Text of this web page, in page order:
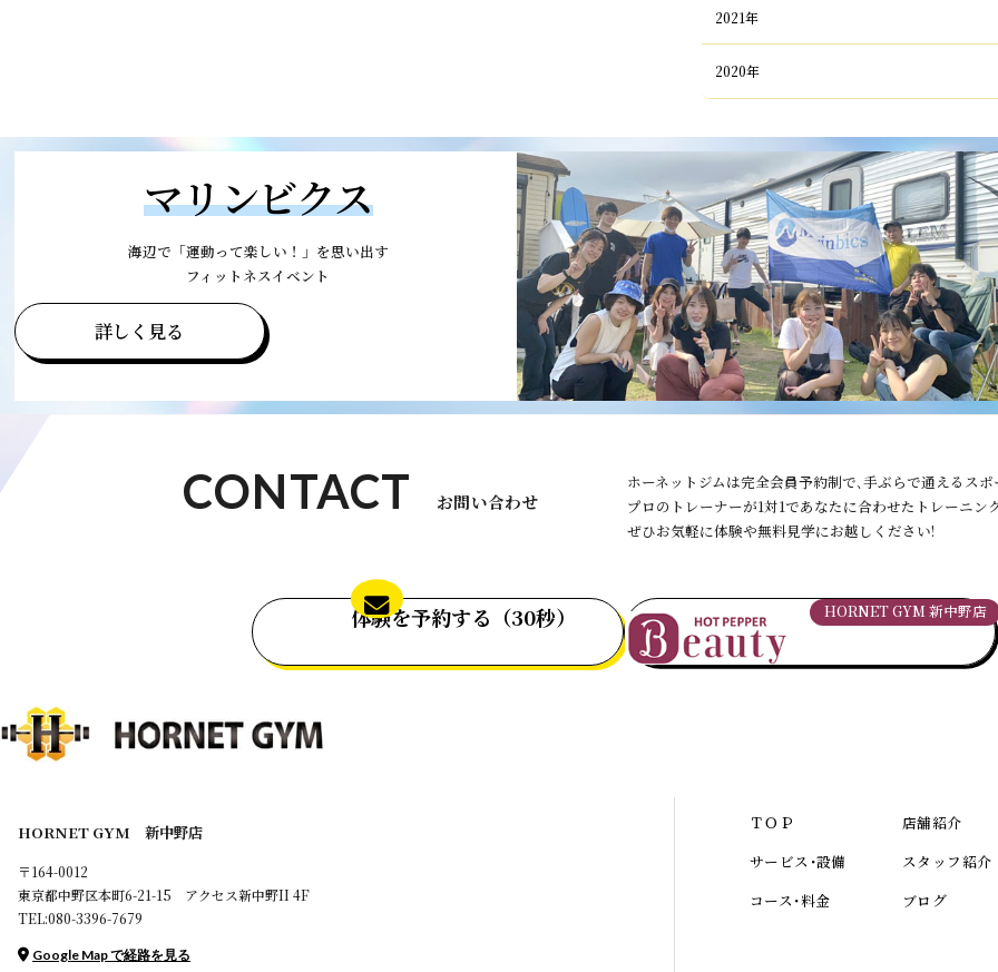
2021年
2020年
マリンビクス
海辺で「運動って楽しい！」を思い出す
フィットネスイベント
詳しく見る
CONTACT お問い合わせ
ホーネットジムは完全会員予約制で､手ぶらで通えるスポ
プロのトレーナーが1対1であなたに合わせたトレーニン
ぜひお気軽に体験や無料見学にお越しください!
体験を予約する（30秒） HORNET GYM 新中野店
HORNET GYM 新中野店
〒164-0012
東京都中野区本町6-21-15 アクセス新中野II 4F
TEL:080-3396-7679
Google Map で経路を見る
ＴＯＰ
サービス･設備
コース･料金
店舗紹介
スタッフ紹介
ブログ